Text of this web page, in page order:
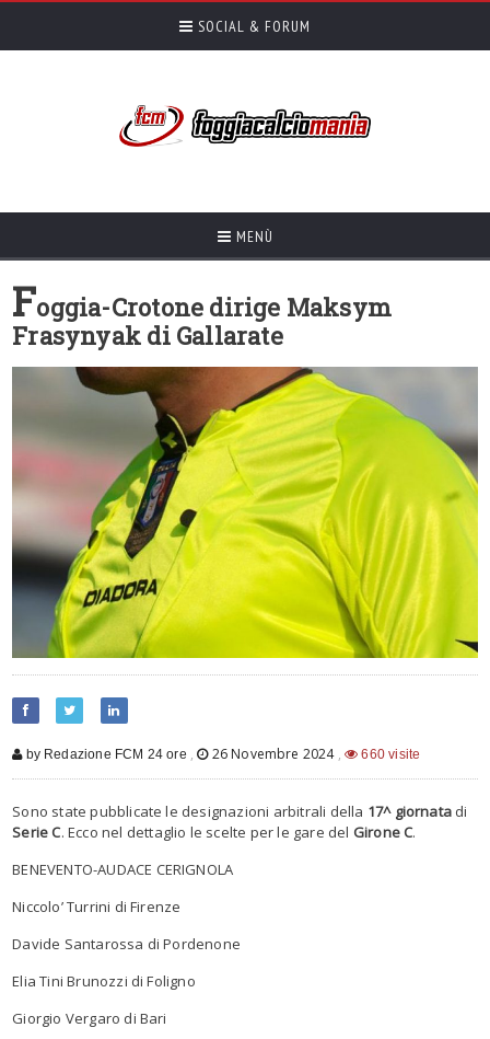
SOCIAL & FORUM
MENÙ
Foggia-Crotone dirige Maksym
Frasynyak di Gallarate
by Redazione FCM 24 ore , 26 Novembre 2024 , 660 visite
Sono state pubblicate le designazioni arbitrali della 17^ giornata di
Serie C. Ecco nel dettaglio le scelte per le gare del Girone C.
BENEVENTO-AUDACE CERIGNOLA
Niccolo’ Turrini di Firenze
Davide Santarossa di Pordenone
Elia Tini Brunozzi di Foligno
Giorgio Vergaro di Bari